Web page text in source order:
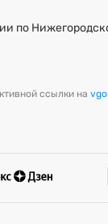
по
ссылки на